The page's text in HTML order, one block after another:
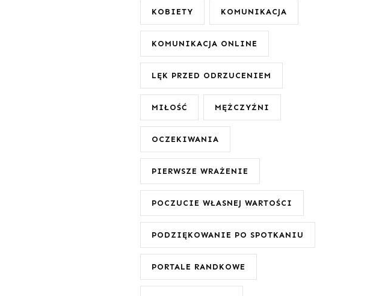
KOBIETY KOMUNIKACJA
KOMUNIKACJA ONLINE
LĘK PRZED ODRZUCENIEM
MIŁOŚĆ MĘŻCZYŹNI
OCZEKIWANIA
PIERWSZE WRAŻENIE
POCZUCIE WŁASNEJ WARTOŚCI
PODZIĘKOWANIE PO SPOTKANIU
PORTALE RANDKOWE